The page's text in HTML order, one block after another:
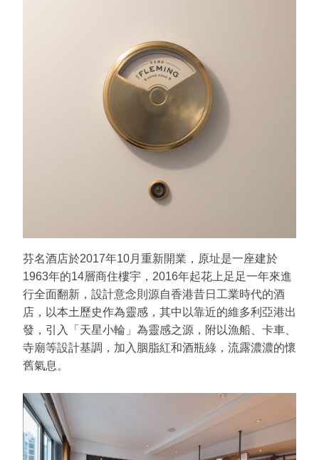
芬名酒店於2017年10月重新開業，原址是一座建於
1963年的14層商住樓宇，2016年起花上足足一年來進
行全面翻新，設計意念則源自香港昔日工業時代的酒
店，以本土歷史作為靈感，其中以靠近的維多利亞港出
發，引入「天星小輪」為靈感之源，附以漁船、卡車、
寺廟等設計基調，加入胭脂紅和酒瓶綠，流露濃濃的懷
舊氣息。